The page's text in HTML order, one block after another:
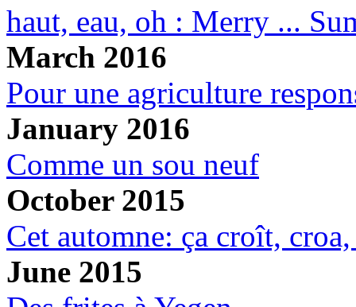
haut, eau, oh : Merry ...
March 2016
Pour une agriculture
January 2016
Comme un sou neuf
October 2015
Cet automne: ça croît,
June 2015